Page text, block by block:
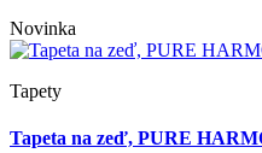
Novinka
Tapety
Tapeta na zeď, PURE